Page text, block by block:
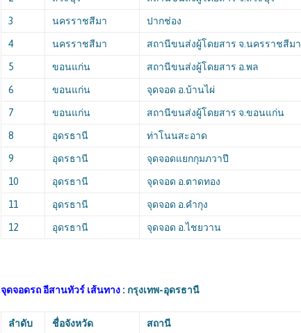
3 นครราชสีมา ปากช่อง
4 นครราชสีมา สถานีขนส่งผู้โดยสาร จ.นครราชสีมา
5 ขอนแก่น สถานีขนส่งผู้โดยสาร อ.พล
6 ขอนแก่น จุดจอด อ.บ้านไผ่
7 ขอนแก่น สถานีขนส่งผู้โดยสาร จ.ขอนแก่น
8 อุดรธานี ท่าโนนสะอาด
9 อุดรธานี จุดจอดแยกกุมภวาปี
10 อุดรธานี จุดจอด อ.ตาดทอง
11 อุดรธานี จุดจอด อ.คำกุง
12 อุดรธานี จุดจอด อ.ไชยวาน
จุดจอดรถ อีสานทัวร์ เส้นทาง: กรุงเทพ-อุดรธานี
ลำดับ ชื่อจังหวัด สถานี